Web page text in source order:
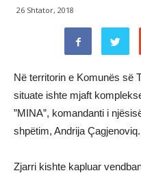
26 Shtator, 2018
Në territorin e Komunës së
situate ishte mjaft
”MINA”, komandanti i
shpëtim, Andrija Çagjenoviq.
Zjarri kishte kapluar